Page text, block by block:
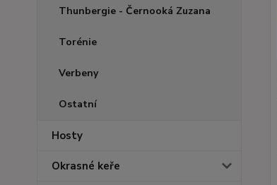
Thunbergie - Černooká Zuzana
Torénie
Verbeny
Ostatní
Hosty
Okrasné keře